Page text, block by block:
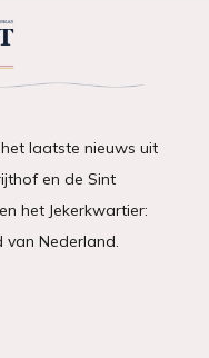
laatste nieuws uit
en de Sint
het Jekerkwartier:
Nederland.